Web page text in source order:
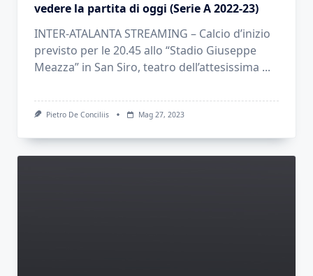
vedere la partita di oggi (Serie A 2022-23)
INTER-ATALANTA STREAMING – Calcio d’inizio
previsto per le 20.45 allo “Stadio Giuseppe
Meazza” in San Siro, teatro dell’attesissima ...
Pietro De Conciliis Mag 27, 2023